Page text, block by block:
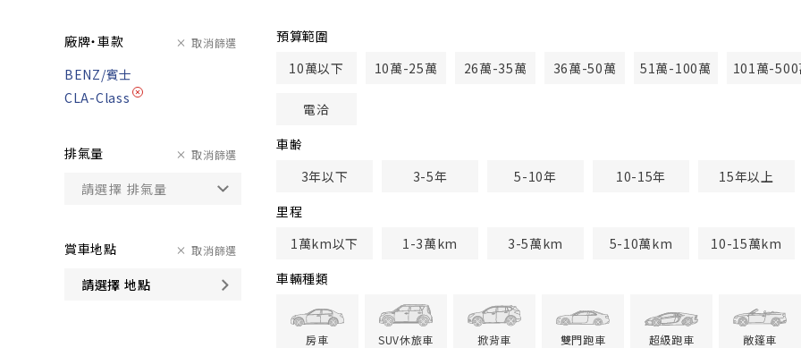
廠牌・車款 取消篩選
BENZ/賓士
CLA-Class
排氣量 取消篩選
賞車地點
請選擇 地點
取消篩選
預算範圍
10萬以下
10萬-25萬 26萬-35萬 36萬-50萬 51萬-100萬 101萬-500
電洽
車齢
3年以下
3-5年 5-10年 10-15年
15年以上
里程
1萬km以下
1-3萬km 3-5萬km 5-10萬km
10-15萬km
車輛種類
房車 SUV休旅車 掀背車 雙門跑車 超級跑車 敞篷車